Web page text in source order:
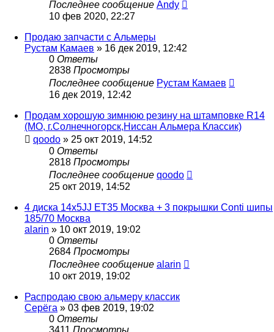
Последнее сообщение Andy
10 фев 2020, 22:27
Продаю запчасти с Альмеры
Рустам Камаев » 16 дек 2019, 12:42
0 Ответы
2838 Просмотры
Последнее сообщение Рустам Камаев
16 дек 2019, 12:42
Продам хорошую зимнюю резину на штамповке R14
(МО, г.Солнечногорск,Ниссан Альмера Классик)
qoodo » 25 окт 2019, 14:52
0 Ответы
2818 Просмотры
Последнее сообщение qoodo
25 окт 2019, 14:52
4 диска 14x5JJ ET35 Москва + 3 покрышки Conti шипы
185/70 Москва
alarin » 10 окт 2019, 19:02
0 Ответы
2684 Просмотры
Последнее сообщение alarin
10 окт 2019, 19:02
Распродаю свою альмеру классик
Серёга » 03 фев 2019, 19:02
0 Ответы
3411 Просмотры